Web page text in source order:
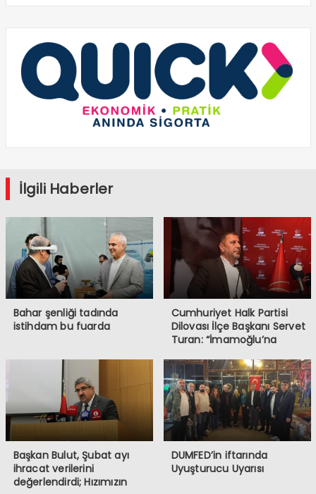
İlgili Haberler
Bahar şenliği tadında
istihdam bu fuarda
Cumhuriyet Halk Partisi
Dilovası İlçe Başkanı Servet
Turan: “İmamoğlu’na
Halkın İradesine
Müdahaledir”
Başkan Bulut, Şubat ayı
ihracat verilerini
değerlendirdi; Hızımızın
DUMFED’in iftarında
Uyuşturucu Uyarısı